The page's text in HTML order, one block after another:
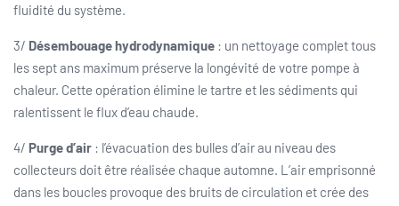
fluidité du système.
3/ Désembouage hydrodynamique : un nettoyage complet tous
les sept ans maximum préserve la longévité de votre pompe à
chaleur. Cette opération élimine le tartre et les sédiments qui
ralentissent le flux d’eau chaude.
4/ Purge d’air : l’évacuation des bulles d’air au niveau des
collecteurs doit être réalisée chaque automne. L’air emprisonné
dans les boucles provoque des bruits de circulation et crée des